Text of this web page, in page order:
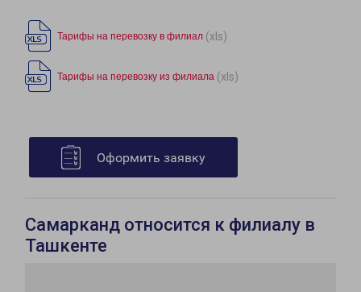
Тарифы на перевозку в филиал (xls)
Тарифы на перевозку из филиала (xls)
Оформить заявку
Самарканд относится к филиалу в
Ташкенте